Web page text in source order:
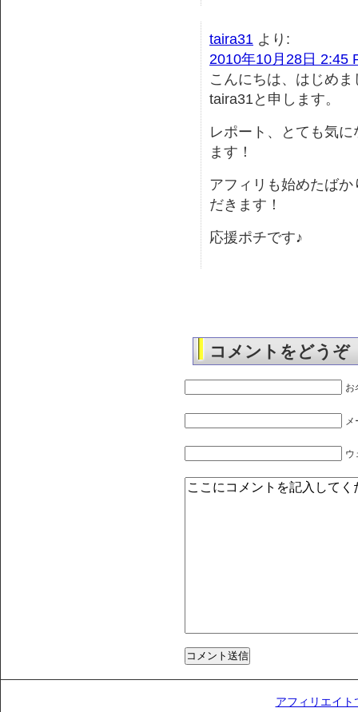
taira31 より:
2010年10月28日 2:45
こんにちは、はじめま
taira31と申します。
レポート、とても気
ます！
アフィリも始めたば
だきます！
応援ポチです♪
コメントをどうぞ
お
ウ
アフィリエイ